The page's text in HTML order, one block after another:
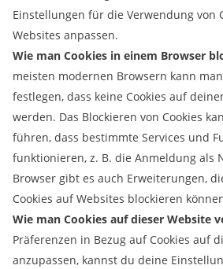
Einstellungen für die Verwendung von
Websites anpassen.
Wie man Cookies in einem Browser
meisten modernen Browsern kann
festlegen, dass keine Cookies auf
werden. Das Blockieren von Cookies
führen, dass bestimmte Services und
funktionieren, z. B. die Anmeldung als
Browser gibt es auch Erweiterungen,
Cookies auf Websites blockieren
Wie man Cookies auf dieser Website
Präferenzen in Bezug auf Cookies auf
anzupassen, kannst du deine